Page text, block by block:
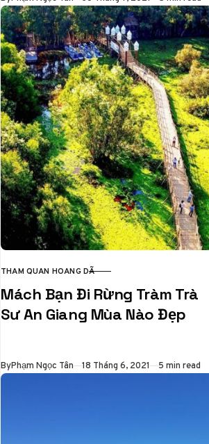
CATEGORY
THAM QUAN HOANG DÃ
Mách Bạn Đi Rừng Tràm Trà
Sư An Giang Mùa Nào Đẹp
ByPhạm Ngọc Tân Published
18 Tháng 6, 2021 5 min read